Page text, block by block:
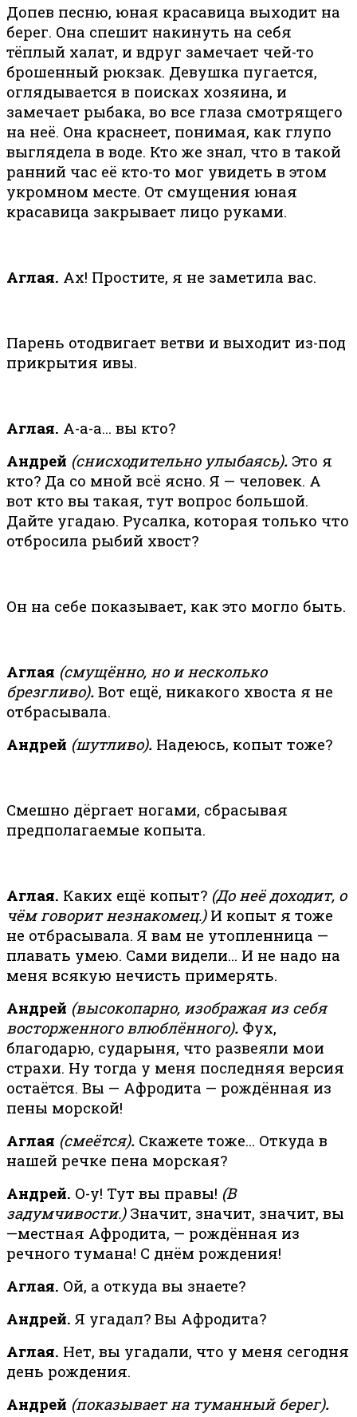
Допев песню, юная красавица выходит на
берег. Она спешит накинуть на себя
тёплый халат, и вдруг замечает чей-то
брошенный рюкзак. Девушка пугается,
оглядывается в поисках хозяина, и
замечает рыбака, во все глаза смотрящего
на неё. Она краснеет, понимая, как глупо
выглядела в воде. Кто же знал, что в такой
ранний час её кто-то мог увидеть в этом
укромном месте. От смущения юная
красавица закрывает лицо руками.
Аглая. Ах! Простите, я не заметила вас.
Парень отодвигает ветви и выходит из-под
прикрытия ивы.
Аглая. А-а-а… вы кто?
Андрей (снисходительно улыбаясь). Это я
кто? Да со мной всё ясно. Я — человек. А
вот кто вы такая, тут вопрос большой.
Дайте угадаю. Русалка, которая только что
отбросила рыбий хвост?
Он на себе показывает, как это могло быть.
Аглая (смущённо, но и несколько
брезгливо). Вот ещё, никакого хвоста я не
отбрасывала.
Андрей (шутливо). Надеюсь, копыт тоже?
Смешно дёргает ногами, сбрасывая
предполагаемые копыта.
Аглая. Каких ещё копыт? (До неё доходит, о
чём говорит незнакомец.)И копыт я тоже
не отбрасывала. Я вам не утопленница —
плавать умею. Сами видели… И не надо на
меня всякую нечисть примерять.
Андрей (высокопарно, изображая из себя
восторженного влюблённого). Фух,
благодарю, сударыня, что развеяли мои
страхи. Ну тогда у меня последняя версия
остаётся. Вы — Афродита — рождённая из
пены морской!
Аглая (смеётся). Скажете тоже… Откуда в
нашей речке пена морская?
Андрей. О-у! Тут вы правы! (В
задумчивости.) Значит, значит, значит, вы
—местная Афродита, — рождённая из
речного тумана! С днём рождения!
Аглая. Ой, а откуда вы знаете?
Андрей. Я угадал? Вы Афродита?
Аглая. Нет, вы угадали, что у меня сегодня
день рождения.
Андрей (показывает на туманный берег).